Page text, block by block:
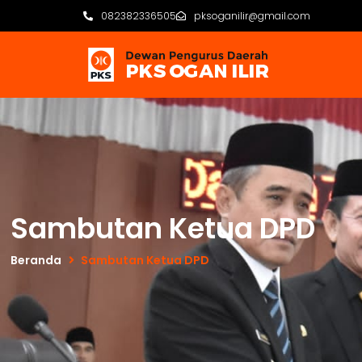
082382336505 pksoganilir@gmail.com
Sambutan Ketua DPD
Beranda Sambutan Ketua DPD